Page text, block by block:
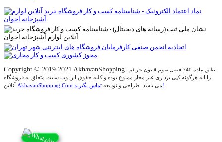
Copyright © 2019-2021 AkhavanShopping | طبق ماده 740 فصل سوم قانون جرائم
رایانه هرگونه کپی برداری غیر مجاز ممنوع بوده و کلیه حقوق اين وب سايت متعلق به فروشگاه
AkhavanShopping.Com می باشد. طراحی و توسعهتماس بگیرید!